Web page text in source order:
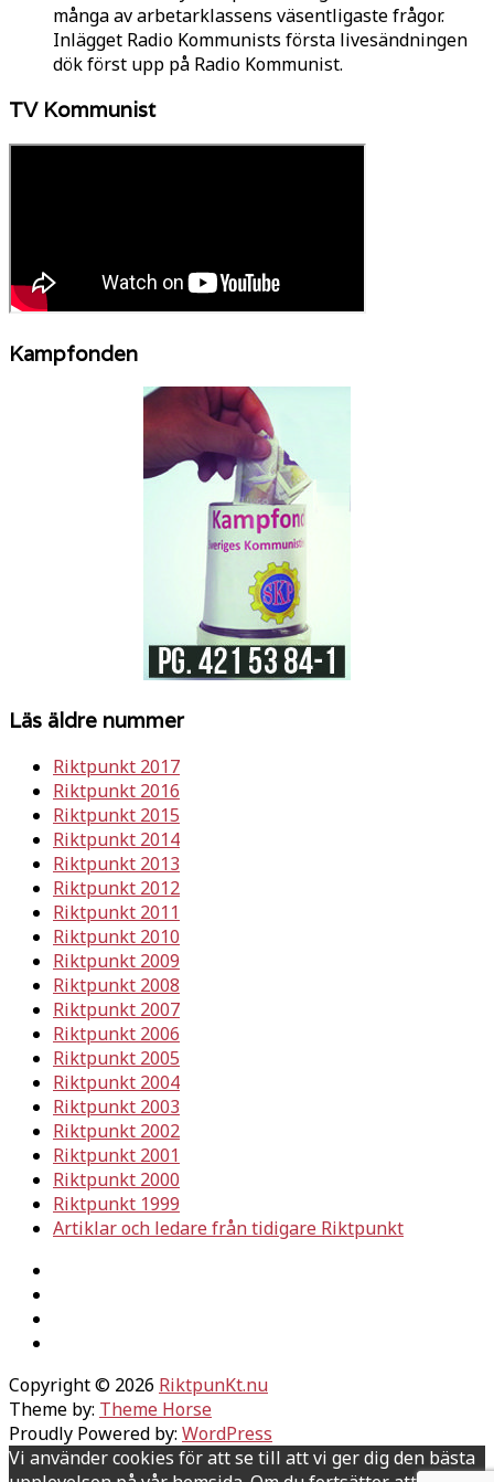
många av arbetarklassens väsentligaste frågor.
Inlägget Radio Kommunists första livesändningen
dök först upp på Radio Kommunist.
TV Kommunist
Kampfonden
Läs äldre nummer
Riktpunkt 2017
Riktpunkt 2016
Riktpunkt 2015
Riktpunkt 2014
Riktpunkt 2013
Riktpunkt 2012
Riktpunkt 2011
Riktpunkt 2010
Riktpunkt 2009
Riktpunkt 2008
Riktpunkt 2007
Riktpunkt 2006
Riktpunkt 2005
Riktpunkt 2004
Riktpunkt 2003
Riktpunkt 2002
Riktpunkt 2001
Riktpunkt 2000
Riktpunkt 1999
Artiklar och ledare från tidigare Riktpunkt
Copyright © 2026 RiktpunKt.nu
Theme by: Theme Horse
Proudly Powered by: WordPress
Vi använder cookies för att se till att vi ger dig den bästa